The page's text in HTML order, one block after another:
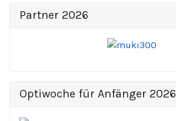
Partner 2026
Optiwoche für Anfänger 2026